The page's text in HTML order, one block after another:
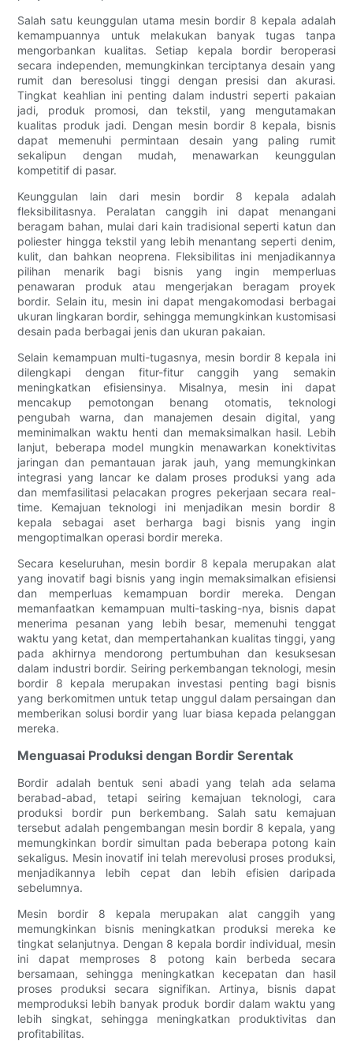
Salah satu keunggulan utama mesin bordir 8 kepala adalah
kemampuannya untuk melakukan banyak tugas tanpa
mengorbankan kualitas. Setiap kepala bordir beroperasi
secara independen, memungkinkan terciptanya desain yang
rumit dan beresolusi tinggi dengan presisi dan akurasi.
Tingkat keahlian ini penting dalam industri seperti pakaian
jadi, produk promosi, dan tekstil, yang mengutamakan
kualitas produk jadi. Dengan mesin bordir 8 kepala, bisnis
dapat memenuhi permintaan desain yang paling rumit
sekalipun dengan mudah, menawarkan keunggulan
kompetitif di pasar.
Keunggulan lain dari mesin bordir 8 kepala adalah
fleksibilitasnya. Peralatan canggih ini dapat menangani
beragam bahan, mulai dari kain tradisional seperti katun dan
poliester hingga tekstil yang lebih menantang seperti denim,
kulit, dan bahkan neoprena. Fleksibilitas ini menjadikannya
pilihan menarik bagi bisnis yang ingin memperluas
penawaran produk atau mengerjakan beragam proyek
bordir. Selain itu, mesin ini dapat mengakomodasi berbagai
ukuran lingkaran bordir, sehingga memungkinkan kustomisasi
desain pada berbagai jenis dan ukuran pakaian.
Selain kemampuan multi-tugasnya, mesin bordir 8 kepala ini
dilengkapi dengan fitur-fitur canggih yang semakin
meningkatkan efisiensinya. Misalnya, mesin ini dapat
mencakup pemotongan benang otomatis, teknologi
pengubah warna, dan manajemen desain digital, yang
meminimalkan waktu henti dan memaksimalkan hasil. Lebih
lanjut, beberapa model mungkin menawarkan konektivitas
jaringan dan pemantauan jarak jauh, yang memungkinkan
integrasi yang lancar ke dalam proses produksi yang ada
dan memfasilitasi pelacakan progres pekerjaan secara real-
time. Kemajuan teknologi ini menjadikan mesin bordir 8
kepala sebagai aset berharga bagi bisnis yang ingin
mengoptimalkan operasi bordir mereka.
Secara keseluruhan, mesin bordir 8 kepala merupakan alat
yang inovatif bagi bisnis yang ingin memaksimalkan efisiensi
dan memperluas kemampuan bordir mereka. Dengan
memanfaatkan kemampuan multi-tasking-nya, bisnis dapat
menerima pesanan yang lebih besar, memenuhi tenggat
waktu yang ketat, dan mempertahankan kualitas tinggi, yang
pada akhirnya mendorong pertumbuhan dan kesuksesan
dalam industri bordir. Seiring perkembangan teknologi, mesin
bordir 8 kepala merupakan investasi penting bagi bisnis
yang berkomitmen untuk tetap unggul dalam persaingan dan
memberikan solusi bordir yang luar biasa kepada pelanggan
mereka.
Menguasai Produksi dengan Bordir Serentak
Bordir adalah bentuk seni abadi yang telah ada selama
berabad-abad, tetapi seiring kemajuan teknologi, cara
produksi bordir pun berkembang. Salah satu kemajuan
tersebut adalah pengembangan mesin bordir 8 kepala, yang
memungkinkan bordir simultan pada beberapa potong kain
sekaligus. Mesin inovatif ini telah merevolusi proses produksi,
menjadikannya lebih cepat dan lebih efisien daripada
sebelumnya.
Mesin bordir 8 kepala merupakan alat canggih yang
memungkinkan bisnis meningkatkan produksi mereka ke
tingkat selanjutnya. Dengan 8 kepala bordir individual, mesin
ini dapat memproses 8 potong kain berbeda secara
bersamaan, sehingga meningkatkan kecepatan dan hasil
proses produksi secara signifikan. Artinya, bisnis dapat
memproduksi lebih banyak produk bordir dalam waktu yang
lebih singkat, sehingga meningkatkan produktivitas dan
profitabilitas.